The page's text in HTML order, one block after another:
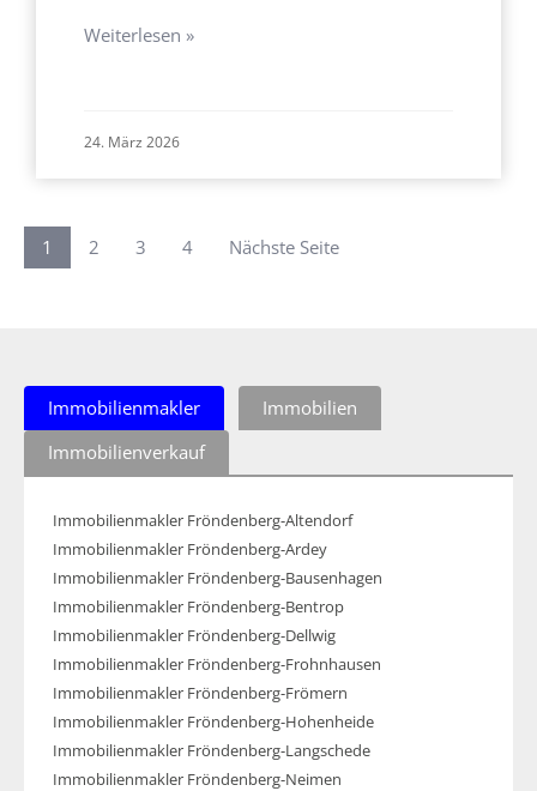
Weiterlesen »
24. März 2026
1 2 3 4 Nächste Seite
Immobilienmakler
Immobilien
Immobilienverkauf
Immobilienmakler Fröndenberg-Altendorf
Immobilienmakler Fröndenberg-Ardey
Immobilienmakler Fröndenberg-Bausenhagen
Immobilienmakler Fröndenberg-Bentrop
Immobilienmakler Fröndenberg-Dellwig
Immobilienmakler Fröndenberg-Frohnhausen
Immobilienmakler Fröndenberg-Frömern
Immobilienmakler Fröndenberg-Hohenheide
Immobilienmakler Fröndenberg-Langschede
Immobilienmakler Fröndenberg-Neimen